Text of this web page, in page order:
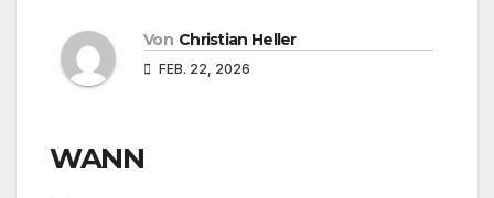
Von Christian Heller
FEB. 22, 2026
WANN